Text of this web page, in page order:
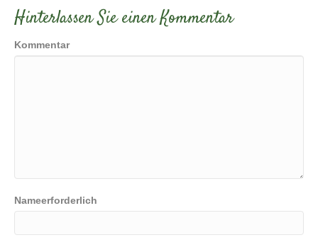
Hinterlassen Sie einen Kommentar
Kommentar
Nameerforderlich